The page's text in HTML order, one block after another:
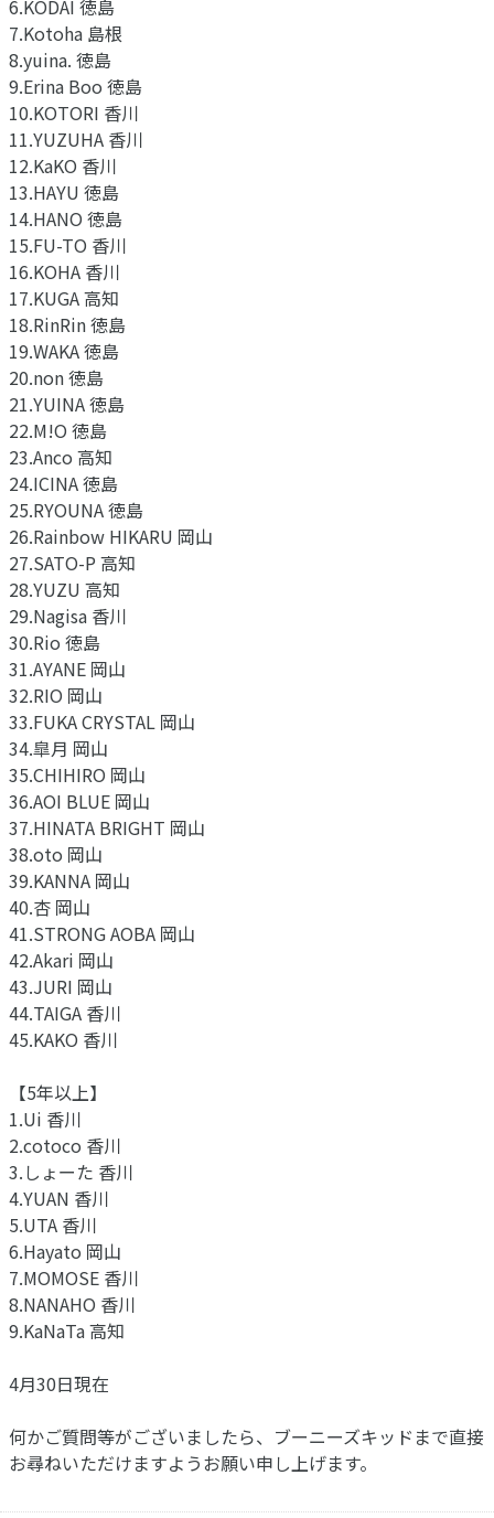
6.KODAI 徳島
7.Kotoha 島根
8.yuina. 徳島
9.Erina Boo 徳島
10.KOTORI 香川
11.YUZUHA 香川
12.KaKO 香川
13.HAYU 徳島
14.HANO 徳島
15.FU-TO 香川
16.KOHA 香川
17.KUGA 高知
18.RinRin 徳島
19.WAKA 徳島
20.non 徳島
21.YUINA 徳島
22.M!O 徳島
23.Anco 高知
24.ICINA 徳島
25.RYOUNA 徳島
26.Rainbow HIKARU 岡山
27.SATO-P 高知
28.YUZU 高知
29.Nagisa 香川
30.Rio 徳島
31.AYANE 岡山
32.RIO 岡山
33.FUKA CRYSTAL 岡山
34.皐月 岡山
35.CHIHIRO 岡山
36.AOI BLUE 岡山
37.HINATA BRIGHT 岡山
38.oto 岡山
39.KANNA 岡山
40.杏 岡山
41.STRONG AOBA 岡山
42.Akari 岡山
43.JURI 岡山
44.TAIGA 香川
45.KAKO 香川
【5年以上】
1.Ui 香川
2.cotoco 香川
3.しょーた 香川
4.YUAN 香川
5.UTA 香川
6.Hayato 岡山
7.MOMOSE 香川
8.NANAHO 香川
9.KaNaTa 高知
4月30日現在
何かご質問等がございましたら、ブーニーズキッドまで直接
お尋ねいただけますようお願い申し上げます。